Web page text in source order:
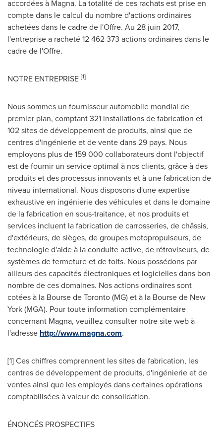
accordées à Magna. La totalité de ces rachats est prise en
compte dans le calcul du nombre d'actions ordinaires
achetées dans le cadre de l'Offre. Au 28 juin 2017,
l'entreprise a racheté 12 462 373 actions ordinaires dans le
cadre de l'Offre.
NOTRE ENTREPRISE [1]
Nous sommes un fournisseur automobile mondial de
premier plan, comptant 321 installations de fabrication et
102 sites de développement de produits, ainsi que de
centres d'ingénierie et de vente dans 29 pays. Nous
employons plus de 159 000 collaborateurs dont l'objectif
est de fournir un service optimal à nos clients, grâce à des
produits et des processus innovants et à une fabrication de
niveau international. Nous disposons d'une expertise
exhaustive en ingénierie des véhicules et dans le domaine
de la fabrication en sous-traitance, et nos produits et
services incluent la fabrication de carrosseries, de châssis,
d'extérieurs, de sièges, de groupes motopropulseurs, de
technologie d'aide à la conduite active, de rétroviseurs, de
systèmes de fermeture et de toits. Nous possédons par
ailleurs des capacités électroniques et logicielles dans bon
nombre de ces domaines. Nos actions ordinaires sont
cotées à la Bourse deToronto(MG) et à la Bourse de New
York(MGA). Pour toute information complémentaire
concernant Magna, veuillez consulter notre site web à
l'adresse http://www.magna.com.
[1] Ces chiffres comprennent les sites de fabrication, les
centres de développement de produits, d'ingénierie et de
ventes ainsi que les employés dans certaines opérations
comptabilisées à valeur de consolidation.
ÉNONCÉS PROSPECTIFS